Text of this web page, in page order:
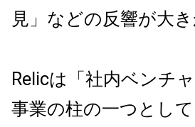
見」などの反響が大
Relicは「社内ベンチ
事業の柱の一つとし